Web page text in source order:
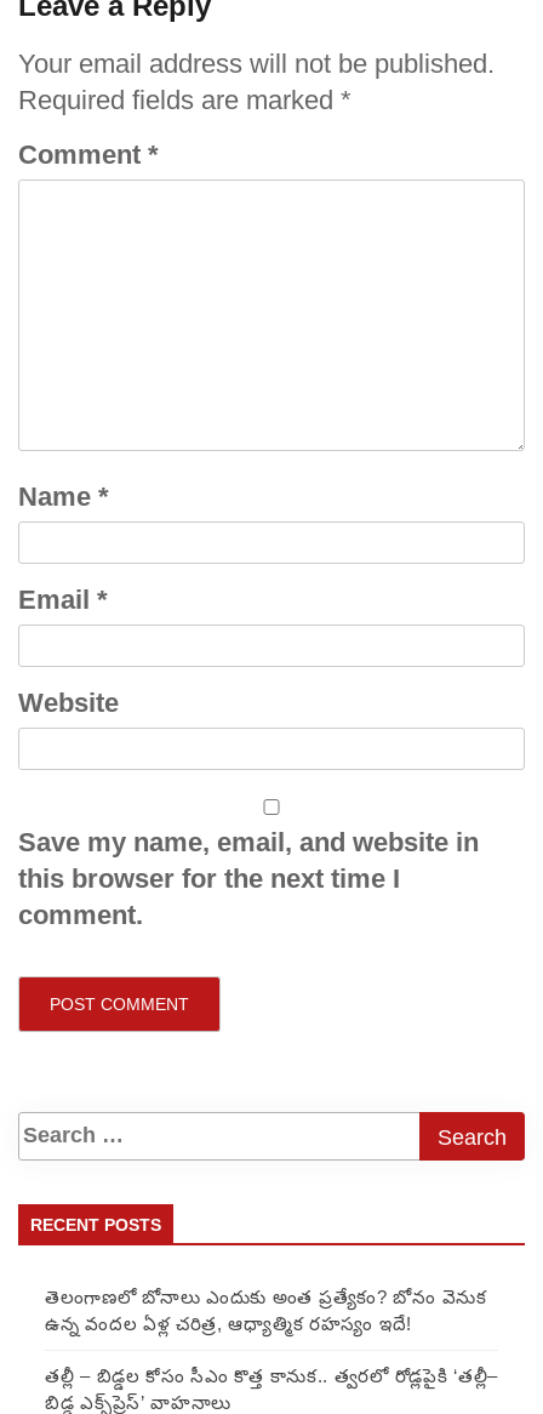
Your email address will not be published.
Required fields are marked *
Comment *
Name *
Email *
Website
Save my name, email, and website in
this browser for the next time I
comment.
RECENT POSTS
తెలంగాణలో బోనాలు ఎందుకు అంత ప్రత్యేకం? బోనం వెనుక
ఉన్న వందల ఏళ్ల చరిత్ర, ఆధ్యాత్మిక రహస్యం ఇదే!
తల్లీ – బిడ్డల కోసం సీఎం కొత్త కానుక.. త్వరలో రోడ్లపైకి ‘తల్లీ–
బిడ్డ ఎక్స్‌ప్రెస్’ వాహనాలు